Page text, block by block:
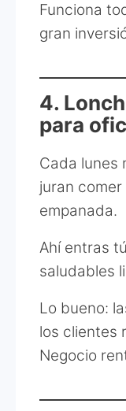
Funciona
gran
4.
para
Cada lunes
juran
empanada.
Ahí entras
saludables
Lo bueno:
los clientes
Negocio